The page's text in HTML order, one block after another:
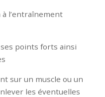
l’entraînement
points forts ainsi
sur un muscle ou un
les éventuelles